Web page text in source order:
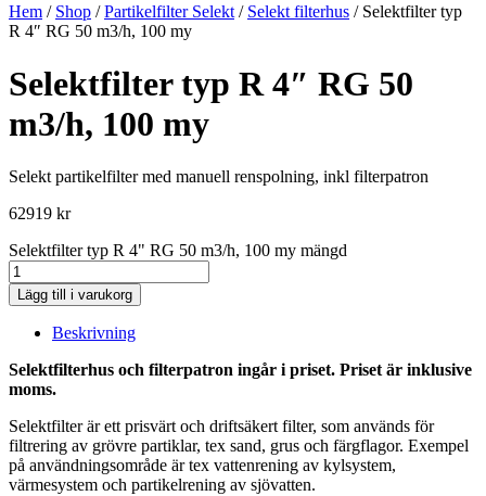
Hem / Shop /Partikelfilter Selekt / Selekt filterhus / Selektfilter typ
R 4″ RG 50 m3/h, 100 my
Selektfilter typ R 4″ RG 50
m3/h, 100 my
Selekt partikelfilter med manuell renspolning, inkl filterpatron
62919 kr
Selektfilter typ R 4" RG 50 m3/h, 100 my mängd
Lägg till i varukorg
Beskrivning
Selektfilterhus och filterpatron ingår i priset. Priset är inklusive
moms.
Selektfilter är ett prisvärt och driftsäkert filter, som används för
filtrering av grövre partiklar, tex sand, grus och färgflagor. Exempel
på användningsområde är tex vattenrening av kylsystem,
värmesystem och partikelrening av sjövatten.